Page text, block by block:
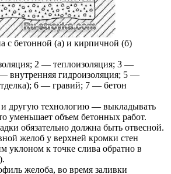
с бетонной (а) и кирпичной (б)
2 — теплоизоляция; 3 —
внутренняя гидроизоляция; 5 —
6 — гравий; 7 — бетон
другую технологию — выкладывать
уменьшает объем бетонных работ.
обязательно должна быть отвесной.
желоб у верхней кромки стен
уклоном к точке слива обратно в
желоба, во время заливки